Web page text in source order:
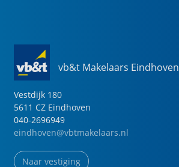
vb&t Makelaars Eindhoven
Vestdijk 180
5611 CZ Eindhoven
040-2696949
eindhoven@vbtmakelaars.nl
Naar vestiging